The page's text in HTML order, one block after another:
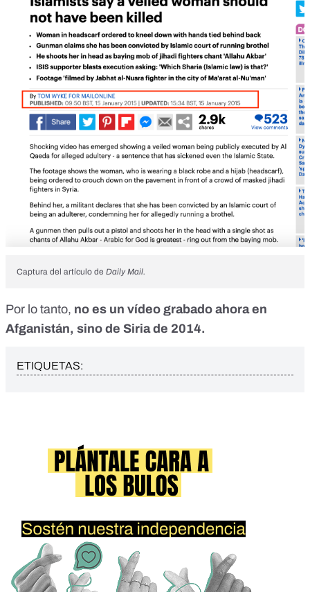
Captura del artículo de Daily Mail.
Por lo tanto, no es un vídeo grabado ahora en
Afganistán, sino de Siria de 2014.
ETIQUETAS: